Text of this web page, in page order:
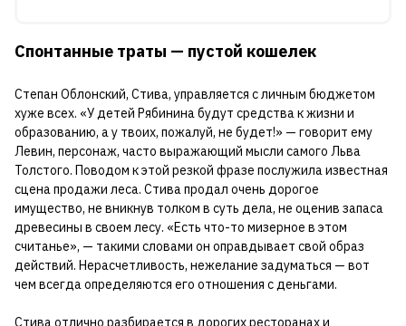
Спонтанные траты — пустой кошелек
Степан Облонский, Стива, управляется с личным бюджетом
хуже всех. «У детей Рябинина будут средства к жизни и
образованию, а у твоих, пожалуй, не будет!» — говорит ему
Левин, персонаж, часто выражающий мысли самого Льва
Толстого. Поводом к этой резкой фразе послужила известная
сцена продажи леса. Стива продал очень дорогое
имущество, не вникнув толком в суть дела, не оценив запаса
древесины в своем лесу. «Есть что-то мизерное в этом
считанье», — такими словами он оправдывает свой образ
действий. Нерасчетливость, нежелание задуматься — вот
чем всегда определяются его отношения с деньгами.